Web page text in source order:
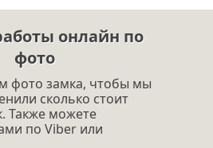
онлайн по
фото
фото замка, чтобы мы
сколько стоит
Также можете
по Viber или